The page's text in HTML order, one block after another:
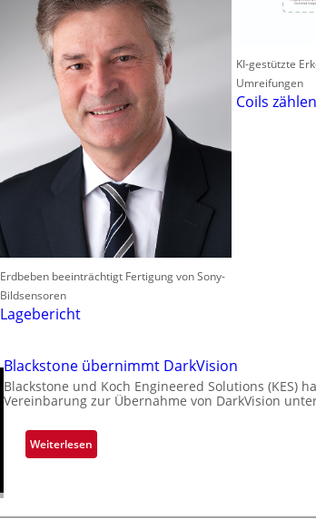
Erdbeben beeinträchtigt Fertigung von Sony-
Bildsensoren
Lagebericht
KI-gestützte
Umreifungen
Coils zählen
Blackstone übernimmt DarkVision
Blackstone und Koch Engineered Solutions (KES)
Vereinbarung zur Übernahme von DarkVision
Weiterlesen:
B
c